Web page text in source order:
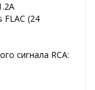
(24
сигнала RCA: